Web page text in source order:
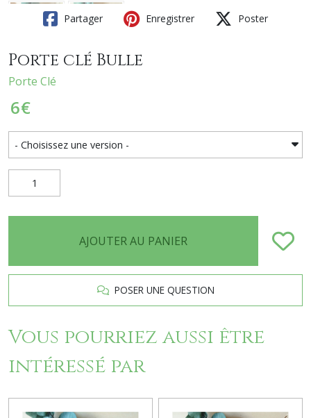
Partager Enregistrer Poster
Porte clé Bulle
Porte Clé
6€
AJOUTER AU PANIER
POSER UNE QUESTION
Vous pourriez aussi être
intéressé par